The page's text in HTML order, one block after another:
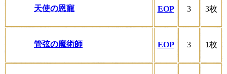
天使の恩寵 EOP 3 3枚
管弦の魔術師 EOP 3 1枚